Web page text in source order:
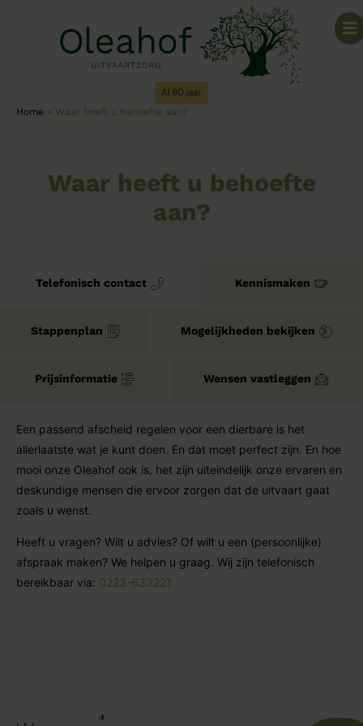
Home » Waar heeft u behoefte aan?
Waar heeft u behoefte
aan?
Telefonisch contact Kennismaken
Stappenplan Mogelijkheden bekijken
Prijsinformatie Wensen vastleggen
Een passend afscheid regelen voor een dierbare is het
allerlaatste wat je kunt doen. En dat moet perfect zijn. En hoe
mooi onze Oleahof ook is, het zijn uiteindelijk onze ervaren en
deskundige mensen die ervoor zorgen dat de uitvaart gaat
zoals u wenst.
Heeft u vragen? Wilt u advies? Of wilt u een (persoonlijke)
afspraak maken? We helpen u graag. Wij zijn telefonisch
bereikbaar via: 0223-633221